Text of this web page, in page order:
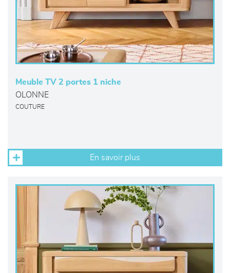
Meuble TV 2 portes 1 niche
OLONNE
COUTURE
En savoir plus